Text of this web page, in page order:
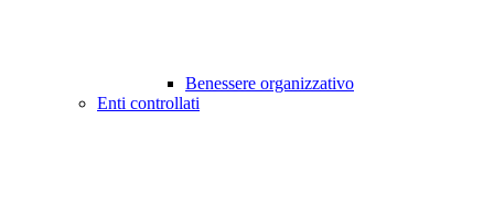
Benessere organizzativo
Enti controllati